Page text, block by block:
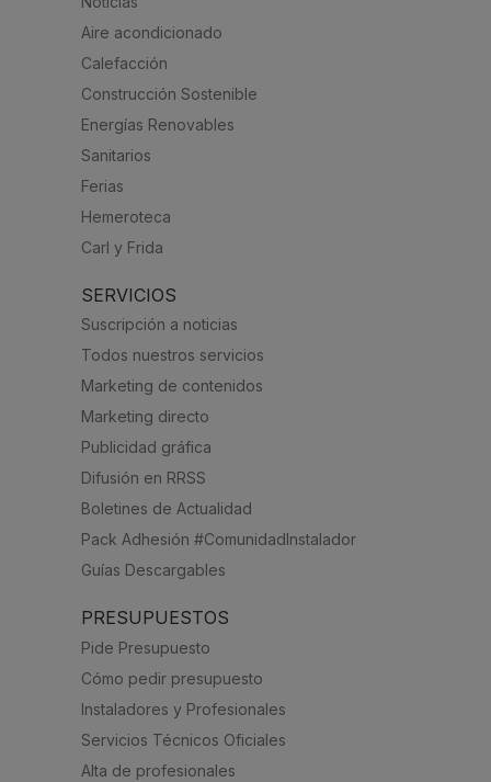
Aire acondicionado
Calefacción
Construcción Sostenible
Energías Renovables
Sanitarios
Ferias
Hemeroteca
Carl y Frida
SERVICIOS
Suscripción a noticias
Todos nuestros servicios
Marketing de contenidos
Marketing directo
Publicidad gráfica
Difusión en RRSS
Boletines de Actualidad
Pack Adhesión #ComunidadInstalador
Guías Descargables
PRESUPUESTOS
Pide Presupuesto
Cómo pedir presupuesto
Instaladores y Profesionales
Servicios Técnicos Oficiales
Alta de profesionales